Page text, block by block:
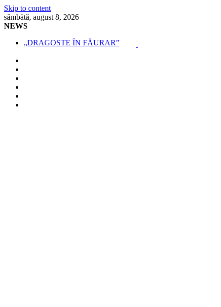
Skip to content
sâmbătă, august 8, 2026
NEWS
„DRAGOSTE ÎN FĂURAR”